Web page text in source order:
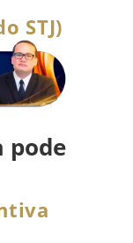
STJ)
pode